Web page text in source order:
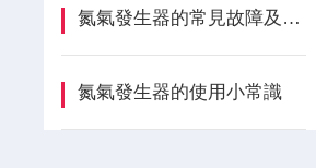
氮氣發生器的常見故障及排除方法分享，趕緊收藏吧
氮氣發生器的使用小常識